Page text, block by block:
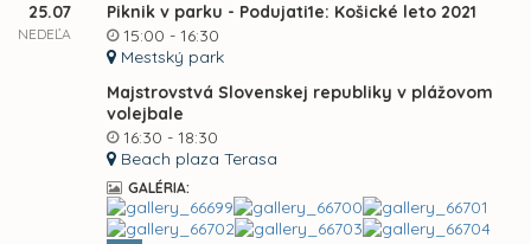
25.07
NEDEĽA
Piknik v parku - Podujati1e: Košické leto 2021
15:00 - 16:30
Mestský park
Majstrovstvá Slovenskej republiky v plážovom
volejbale
16:30 - 18:30
Beach plaza Terasa
GALÉRIA: